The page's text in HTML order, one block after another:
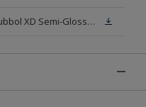
Veiligheidsinformatieblad Rubbol XD Semi-Gloss N00 (MSDS)